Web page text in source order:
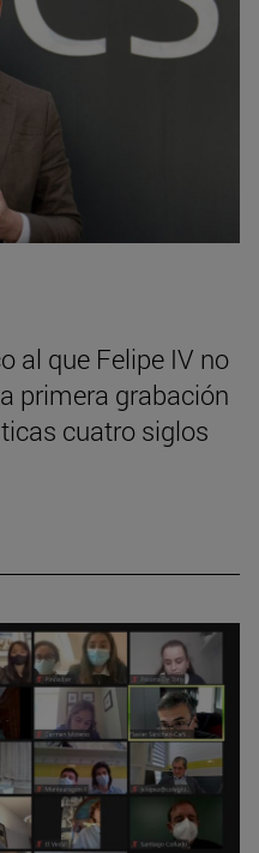
al que Felipe IV no
primera grabación
cuatro siglos